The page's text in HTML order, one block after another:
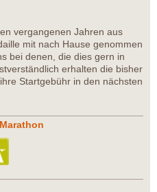
vergangenen Jahren aus
mit nach Hause genommen
bei denen, die dies gern in
erhalten die bisher
Startgebühr in den nächsten